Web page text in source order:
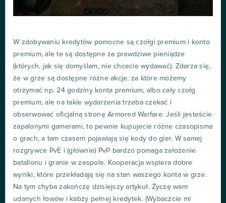
W zdobywaniu kredytów pomocne są czołgi premium i konto
premium, ale te są dostępne za prawdziwe pieniądze
(których, jak się domyślam, nie chcecie wydawać). Zdarza się,
że w grze są dostępne różne akcje, za które możemy
otrzymać np. 24 godziny konta premium, albo cały czołg
premium, ale na takie wydarzenia trzeba czekać i
obserwować oficjalną stronę Armored Warfare. Jeśli jesteście
zapalonymi gamerami, to pewnie kupujecie różne czasopisma
o grach, a tam czasem pojawiają się kody do gier. W samej
rozgrywce PvE i (głównie) PvP bardzo pomaga założenie
batalionu i granie w zespole. Kooperacja wspiera dobre
wyniki, które przekładają się na stan waszego konta w grze.
Na tym chyba zakończę dzisiejszy artykuł. Życzę wam
udanych łowów i kabzy pełnej kredytek. (Wybaczcie mi